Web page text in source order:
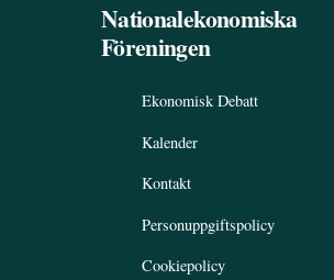
Nationalekonomiska
Föreningen
Ekonomisk Debatt
Kalender
Kontakt
Personuppgiftspolicy
Cookiepolicy